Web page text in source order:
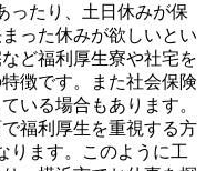
ったり、土日休みが保
った休みが欲しいとい
ど福利厚生寮や社宅を
徴です。また社会保険
いる場合もあります。
福利厚生を重視する方
ります。このように工